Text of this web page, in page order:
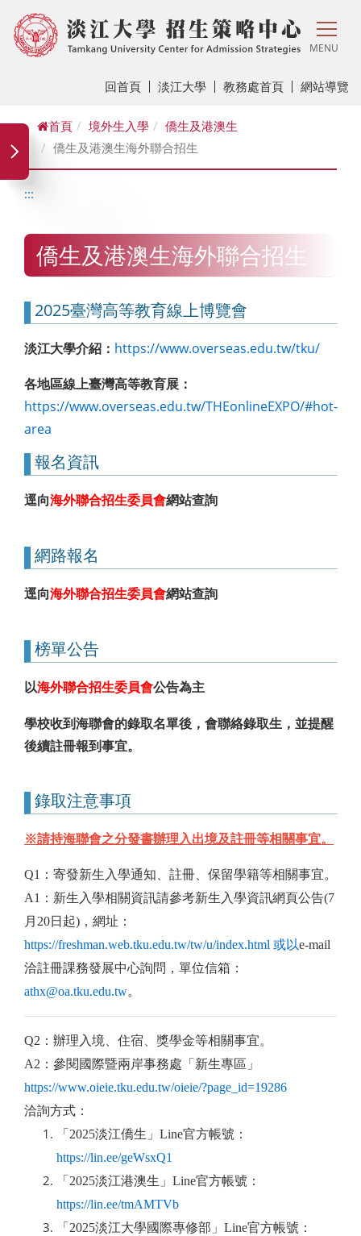
MENU
回首頁 淡江大學 教務處首頁 網站導覽
首頁 境外生入學
僑生及港澳生
僑生及港澳生海外聯合招生
:::
僑生及港澳生海外聯合招生
2025臺灣高等教育線上博覽會
淡江大學介紹： https://www.overseas.edu.tw/tku/
各地區線上臺灣高等教育展：
https://www.overseas.edu.tw/THEonlineEXPO/#hot-
area
報名資訊
逕向海外聯合招生委員會網站查詢
網路報名
逕向海外聯合招生委員會網站查詢
榜單公告
以海外聯合招生委員會公告為主
學校收到海聯會的錄取名單後，會聯絡錄取生，並提醒
後續註冊報到事宜。
錄取注意事項
※請持海聯會之分發書辦理入出境及註冊等相關事宜。
Q1 ：寄發新生入學通知、註冊、保留學籍等相關事宜。
A1 ：新生入學相關資訊請參考新生入學資訊網頁公告(7
月20日起)，網址 ：
https://freshman.web.tku.edu.tw/tw/u/index.html 或以e-mail
洽註冊課務發展中心詢問 ， 單位信箱：
athx@oa.tku.edu.tw。
Q2 ：辦理入境、住宿、獎學金等相關事宜。
A2 ：參閱國際暨兩岸事務處「新生專區」
https://www.oieie.tku.edu.tw/oieie/?page_id=19286
洽詢方式：
「2025淡江僑生」 Line官方帳號：
https://lin.ee/geWsxQ1
「2025淡江港澳生」 Line官方帳號：
https://lin.ee/tmAMTVb
「2025淡江大學國際專修部」 Line官方帳號：